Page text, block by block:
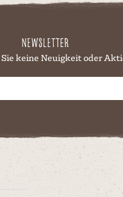
Newsletter
keine Neuigkeit oder